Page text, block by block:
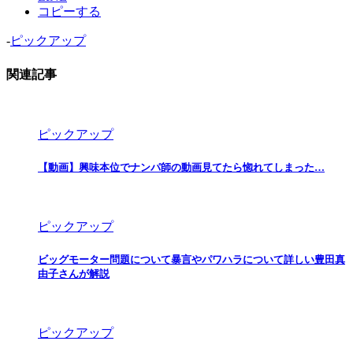
コピーする
-ピックアップ
関連記事
ピックアップ
【動画】興味本位でナンパ師の動画見てたら惚れてしまった…
ピックアップ
ビッグモーター問題について暴言やパワハラについて詳しい豊田真
由子さんが解説
ピックアップ